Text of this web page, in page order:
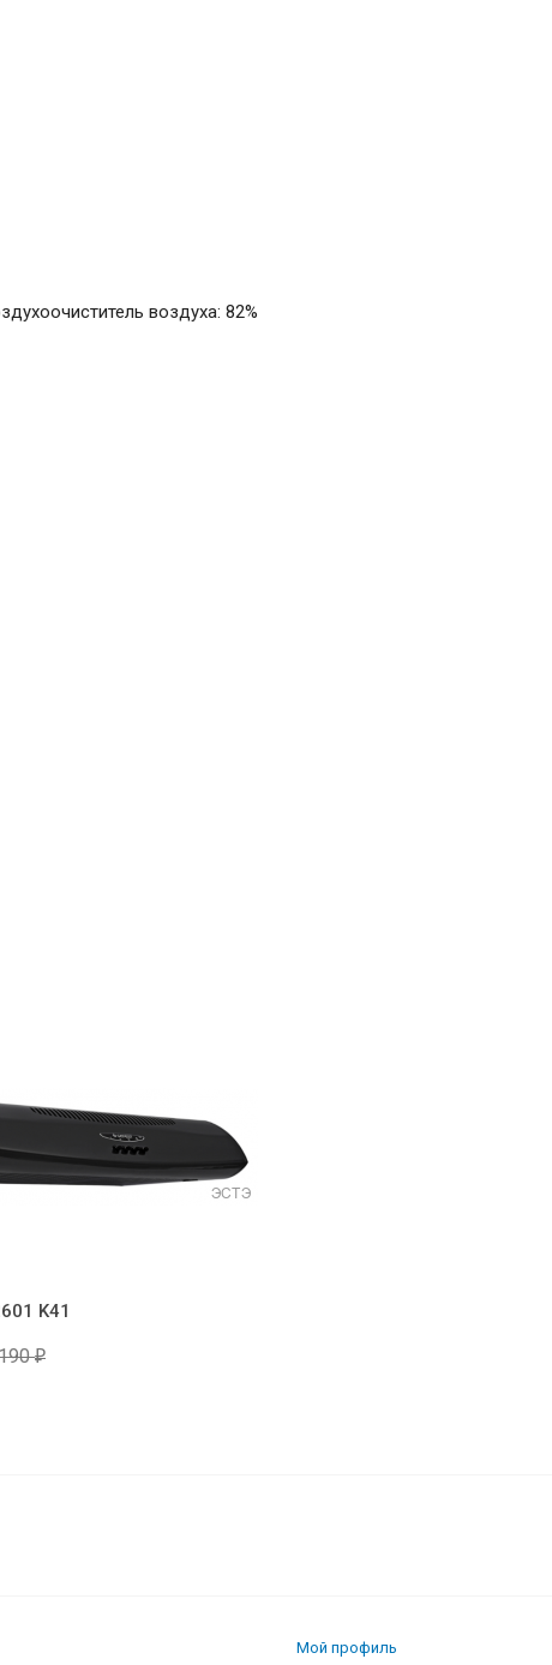
воздуха: 82%
K41
₽
Мой профиль